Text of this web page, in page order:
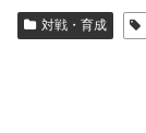
対戦・育成